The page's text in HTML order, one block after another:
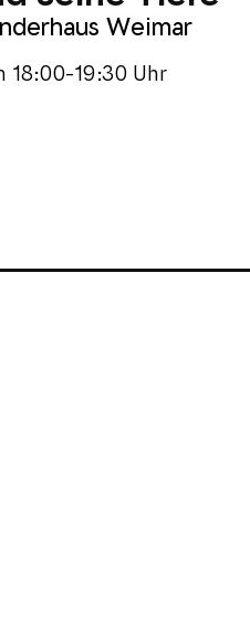
Weimar
18:00-19:30 Uhr